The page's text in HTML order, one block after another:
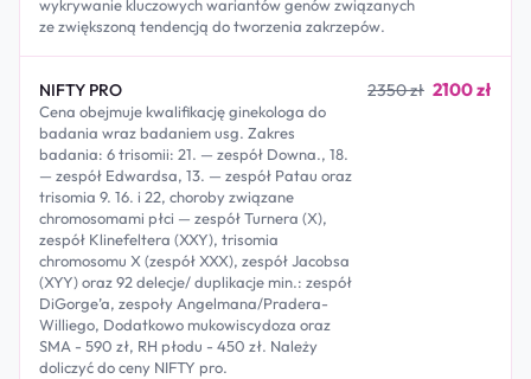
wykrywanie kluczowych wariantów genów związanych
ze zwiększoną tendencją do tworzenia zakrzepów.
NIFTY PRO
Cena obejmuje kwalifikację ginekologa do
badania wraz badaniem usg. Zakres
badania: 6 trisomii: 21. — zespół Downa., 18.
— zespół Edwardsa, 13. — zespół Patau oraz
trisomia 9. 16. i 22, choroby związane
chromosomami płci — zespół Turnera (X),
zespół Klinefeltera (XXY), trisomia
chromosomu X (zespół XXX), zespół Jacobsa
(XYY) oraz 92 delecje/ duplikacje min.: zespół
DiGorge’a, zespoły Angelmana/Pradera-
Williego, Dodatkowo mukowiscydoza oraz
SMA - 590 zł, RH płodu - 450 zł. Należy
doliczyć do ceny NIFTY pro.
2350 zł 2100 zł